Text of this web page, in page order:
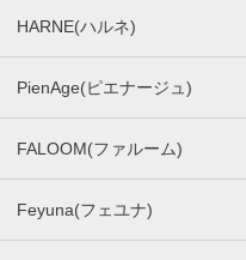
HARNE(ハルネ)
PienAge(ピエナージュ)
FALOOM(ファルーム)
Feyuna(フェユナ)